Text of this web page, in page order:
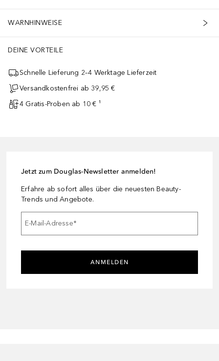
WARNHINWEISE
DEINE VORTEILE
Schnelle Lieferung 2–4 Werktage Lieferzeit
Versandkostenfrei ab 39,95 €
4 Gratis-Proben ab 10 € ¹
Jetzt zum Douglas-Newsletter anmelden!
Erfahre ab sofort alles über die neuesten Beauty-
Trends und Angebote.
E-Mail-Adresse*
ANMELDEN